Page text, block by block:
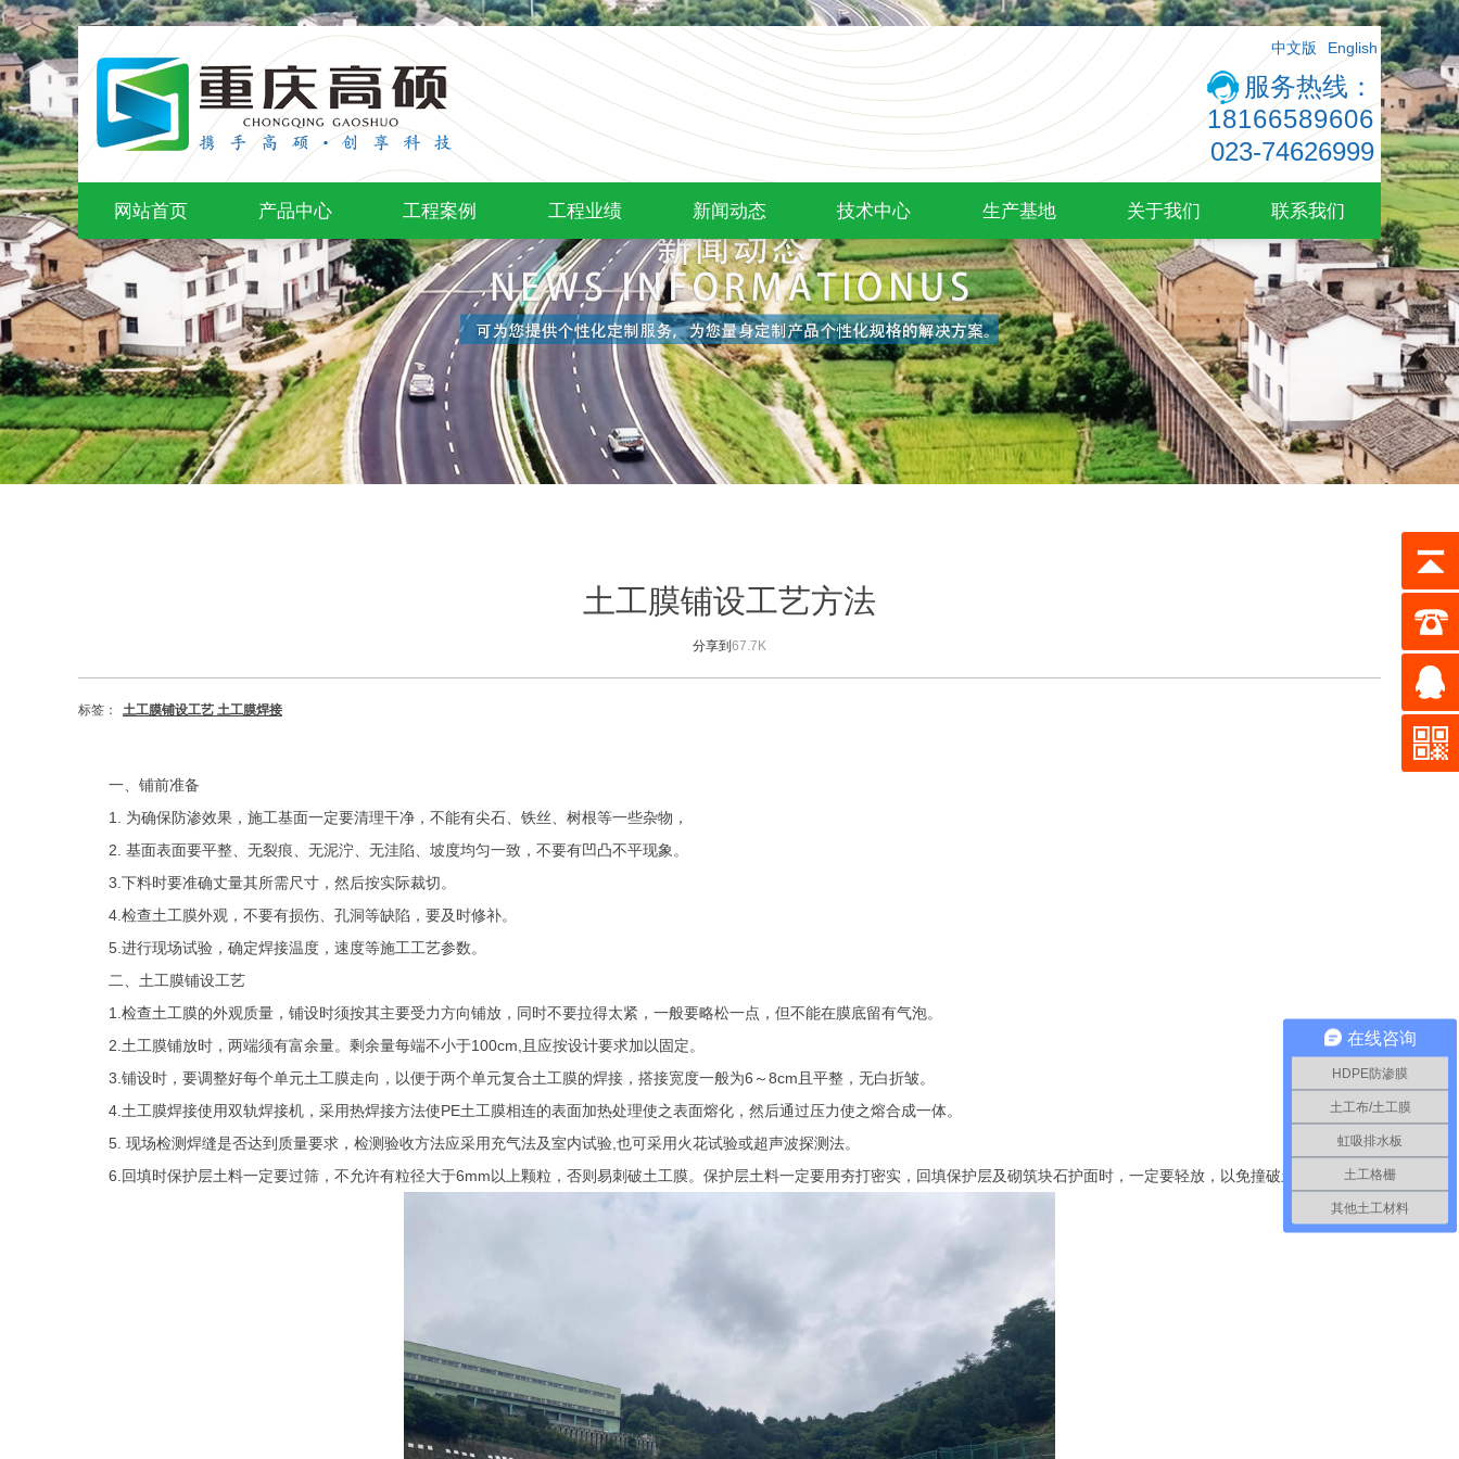
中文版 English
服务热线：
18166589606
023-74626999
网站首页 产品中心 工程案例 工程业绩 新闻动态 技术中心 生产基地 关于我们 联系我们
土工膜铺设工艺方法
分享到 67.7K
标签： 土工膜铺设工艺 土工膜焊接
一、 铺前准备
1. 为确保防渗效果，施工基面一定要清理干净，不能有尖石、铁丝、树根等一些杂物，
2. 基面表面要平整、无裂痕、无泥泞、无洼陷、坡度均匀一致，不要有凹凸不平现象。
3.下料时要准确丈量其所需尺寸，然后按实际裁切。
4.检查土工膜外观，不要有损伤、孔洞等缺陷，要及时修补。
5.进行现场试验，确定焊接温度，速度等施工工艺参数。
二、 土工膜铺设工艺
1.检查土工膜的外观质量，铺设时须按其主要受力方向铺放，同时不要拉得太紧，一般要略松一点，但不能在膜底留有气泡。
2.土工膜铺放时，两端须有富余量。剩余量每端不小于100cm,且应按设计要求加以固定。
3.铺设时，要调整好每个单元土工膜走向，以便于两个单元复合土工膜的焊接，搭接宽度一般为6～8cm且平整，无白折皱。
4.土工膜焊接使用双轨焊接机，采用热焊接方法使PE土工膜相连的表面加热处理使之表面熔化，然后通过压力使之熔合成一体。
5. 现场检测焊缝是否达到质量要求，检测验收方法应采用充气法及室内试验,也可采用火花试验或超声波探测法。
6.回填时保护层土料一定要过筛，不允许有粒径大于6mm以上颗粒，否则易刺破土工膜。保护层土料一定要用夯打密实，回填保护层及砌筑块石护面时，一定要轻放，以免撞破土工膜。
在线咨询
HDPE防渗膜
土工布/土工膜
虹吸排水板
土工格栅
其他土工材料